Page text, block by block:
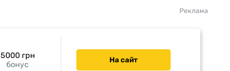
Реклама
бонус
5000 грн На сайт